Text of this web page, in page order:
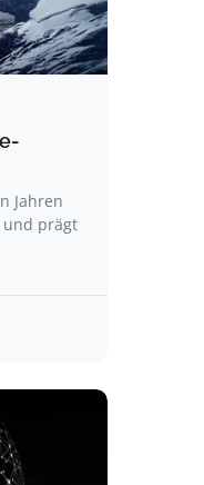
Jahren
und prägt